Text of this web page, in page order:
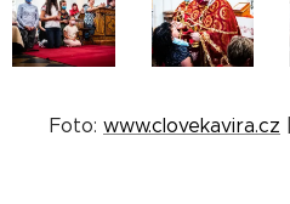
Foto: www.clovekavira.cz